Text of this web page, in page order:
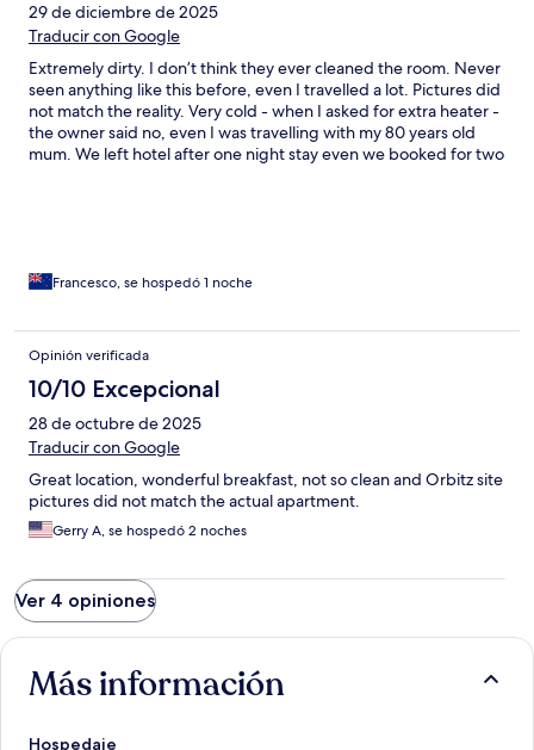
look.
29 de diciembre de 2025
Traducir con Google
Extremely dirty. I don’t think they ever cleaned the room. Never
seen anything like this before, even I travelled a lot. Pictures did
not match the reality. Very cold - when I asked for extra heater -
the owner said no, even I was travelling with my 80 years old
mum. We left hotel after one night stay even we booked for two
Francesco, se hospedó 1 noche
Opinión verificada
10/10 Excepcional
28 de octubre de 2025
Traducir con Google
Great location, wonderful breakfast, not so clean and Orbitz site
pictures did not match the actual apartment.
Gerry A, se hospedó 2 noches
Ver 4 opiniones
Más información
Hospedaje